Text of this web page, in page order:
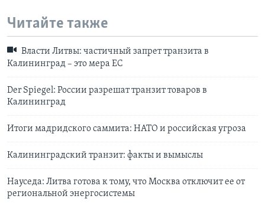
Читайте также
Власти Литвы: частичный запрет транзита в
Калининград – это мера ЕС
Der Spiegel: России разрешат транзит товаров в
Калининград
Итоги мадридского саммита: НАТО и российская угроза
Калининградский транзит: факты и вымыслы
Науседа: Литва готова к тому, что Москва отключит ее от
региональной энергосистемы